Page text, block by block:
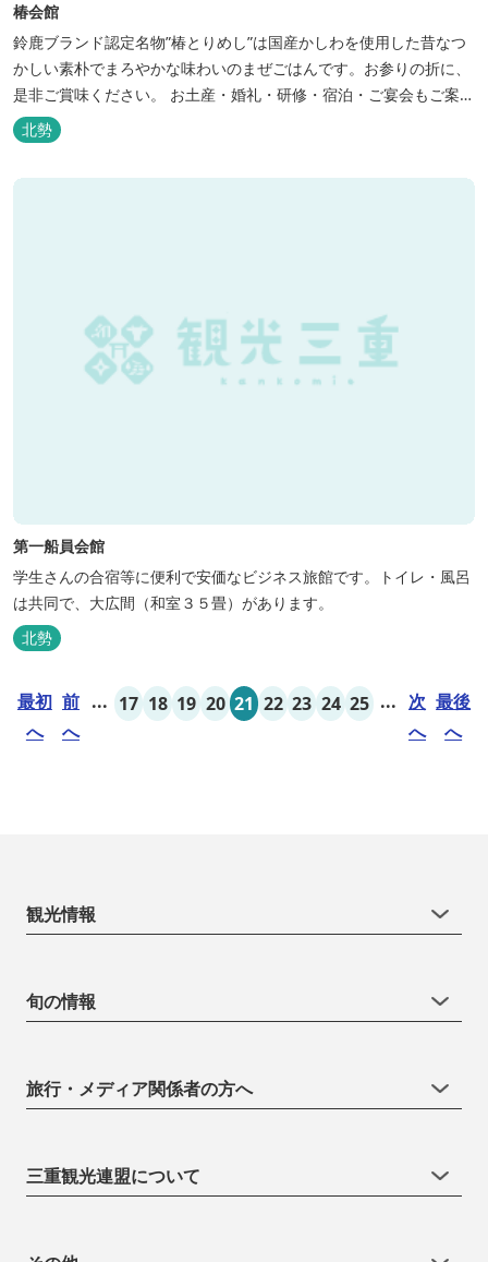
椿会館
鈴鹿ブランド認定名物”椿とりめし”は国産かしわを使用した昔なつ
かしい素朴でまろやかな味わいのまぜごはんです。お参りの折に、
是非ご賞味ください。 お土産・婚礼・研修・宿泊・ご宴会もご案内
しております。
北勢
第一船員会館
学生さんの合宿等に便利で安価なビジネス旅館です。トイレ・風呂
は共同で、大広間（和室３５畳）があります。
北勢
最初
へ
前
へ
... 17 18 19 20 21 22 23 24 25 ... 次
へ
最後
へ
観光情報
旬の情報
旅行・メディア関係者の方へ
三重観光連盟について